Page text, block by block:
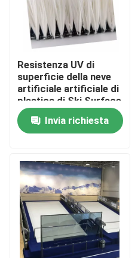
Resistenza UV di
superficie della neve
artificiale artificiale di
plastica di Ski Surface
25mm
Invia richiesta